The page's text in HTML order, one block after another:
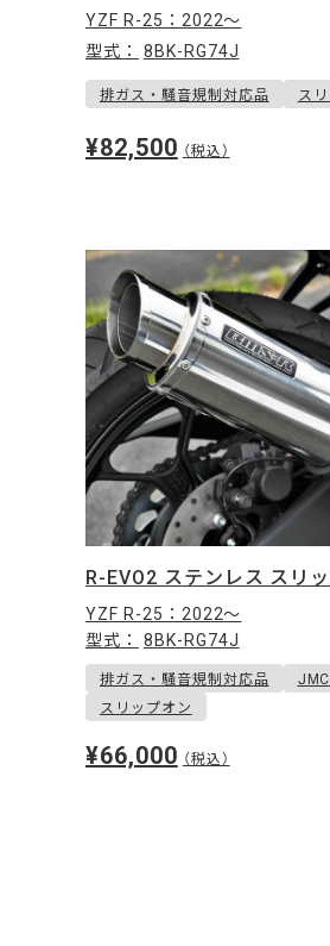
YZF R-25：2022〜
型式：
8BK-RG74J
排ガス・騒音規制対応品 ス
¥82,500 （税込）
R-EVO2 ステンレス スリ
YZF R-25：2022〜
型式：
8BK-RG74J
排ガス・騒音規制対応品
スリップオン
¥66,000 （税込）